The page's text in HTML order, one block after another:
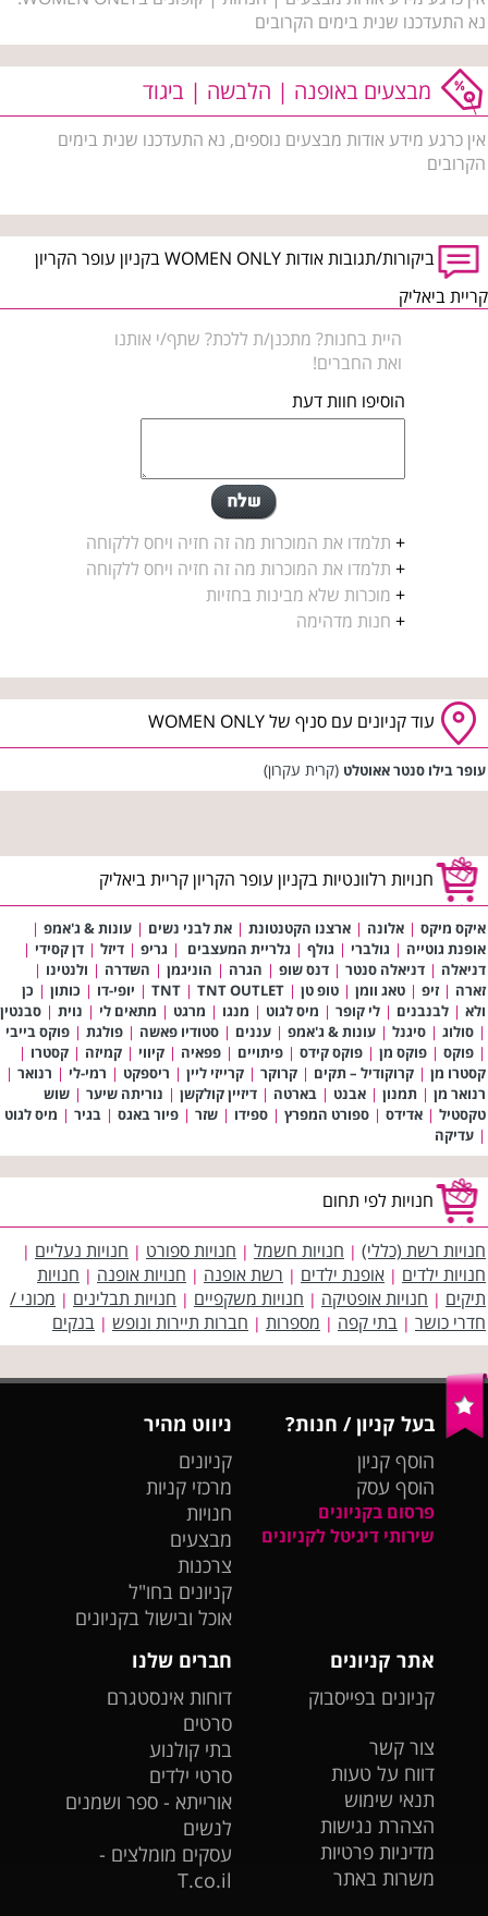
נא התעדכנו שנית בימים הקרובים
מבצעים באופנה | הלבשה | ביגוד
אין כרגע מידע אודות מבצעים נוספים, נא התעדכנו שנית בימים
הקרובים
ביקורות/תגובות אודות WOMEN ONLY בקניון עופר הקריון
קריית ביאליק
היית בחנות? מתכנן/ת ללכת? שתף/י אותנו
ואת החברים!
הוסיפו חוות דעת
+ תלמדו את המוכרות מה זה חזיה ויחס ללקוחה
+ תלמדו את המוכרות מה זה חזיה ויחס ללקוחה
+ מוכרות שלא מבינות בחזיות
+ חנות מדהימה
עוד קניונים עם סניף של WOMEN ONLY
עופר בילו סנטר אאוטלט (קרית עקרון)
חנויות רלוונטיות בקניון עופר הקריון קריית ביאליק
איקס מיקס | אלונה | ארצנו הקטנטונת | את לבני נשים | עונות & ג'אמפ |
אופנת גוטייה | גולברי | גולף | גלריית המעצבים | גריפ | דיזל | דן קסידי |
דניאלה | דניאלה סנטר | דנס שופ | הגרה | הוניגמן | השדרה | ולנטינו |
זארה | זיפ | טאג וומן | טופ טן |
TNT | TNT OUTLET
| יופי-דו | כותון | כן
ולא | לבנבנים | לי קופר | מיס לגוט | מנגו | מרגט | מתאים לי | נוית | סבנטין
| סולוג | סיגנל | עונות & ג'אמפ | עננים | סטודיו פאשה | פולגת | פוקס בייבי
| פוקס | פוקס מן | פוקס קידס | פיתויים | פפאיה | קיווי | קמיזה | קסטרו |
קסטרו מן | קרוקודיל – תקים | קרוקר | קרייזי ליין | ריספקט | רמי-לי | רנואר |
רנואר מן | תמנון | אבנט | בארטה | דיזיין קולקשן | נוריתה שיער | שוש
טקסטיל | אדידס | ספורט המפרץ | ספידו | שזר | פיור באגס | בגיר | מיס לגוט
| עדיקה
חנויות לפי תחום
חנויות רשת (כללי) | חנויות חשמל | חנויות ספורט | חנויות נעליים |
חנויות ילדים | אופנת ילדים | רשת אופנה | חנויות אופנה | חנויות
תיקים | חנויות אופטיקה | חנויות משקפיים | חנויות תבלינים | מכוני /
חדרי כושר | בתי קפה | מספרות | חברות תיירות ונופש | בנקים
בעל קניון / חנות?
הוסף קניון
הוסף עסק
פרסום בקניונים
שירותי דיגיטל לקניונים
ניווט מהיר
קניונים
מרכזי קניות
חנויות
מבצעים
צרכנות
קניונים בחו"ל
אוכל ובישול בקניונים
אתר קניונים
קניונים בפייסבוק
צור קשר
דווח על טעות
תנאי שימוש
הצהרת נגישות
מדיניות פרטיות
משרות באתר
חברים שלנו
דוחות אינסטגרם
סרטים
בתי קולנוע
סרטי ילדים
אורייתא - ספר ושמנים
לנשים
עסקים מומלצים -
T.co.il